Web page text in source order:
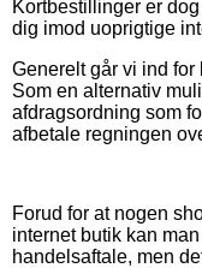
Kortbestillinger er
dig imod uoprigtige
Generelt går vi ind
Som en alternativ
afdragsordning som
afbetale regningen
Forud for at nogen
internet butik kan
handelsaftale, men